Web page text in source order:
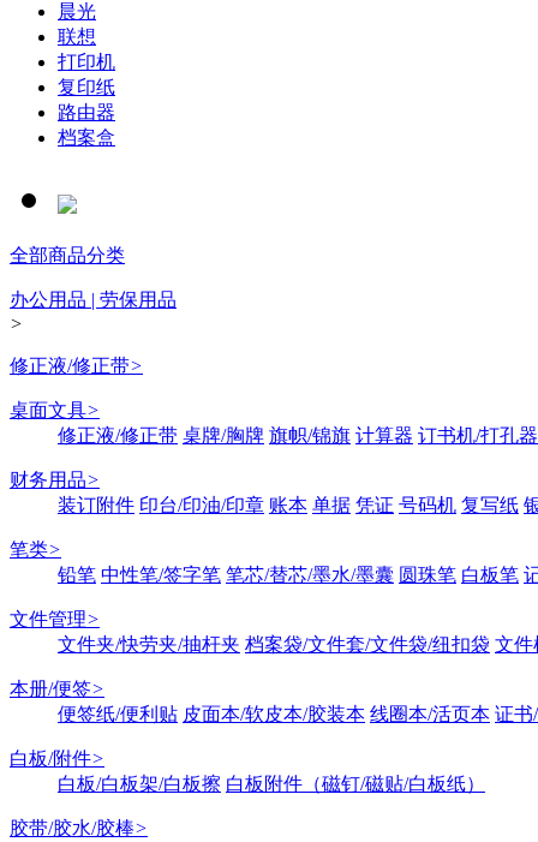
晨光
联想
打印机
复印纸
路由器
档案盒
全部商品分类
办公用品 | 劳保用品
>
修正液/修正带>
桌面文具>
修正液/修正带 桌牌/胸牌 旗帜/锦旗 计算器 订书机/打孔器
财务用品>
装订附件 印台/印油/印章 账本 单据 凭证 号码机 复写纸
笔类>
铅笔 中性笔/签字笔 笔芯/替芯/墨水/墨囊 圆珠笔 白板笔
文件管理>
文件夹/快劳夹/抽杆夹 档案袋/文件套/文件袋/纽扣袋 文件
本册/便签>
便签纸/便利贴 皮面本/软皮本/胶装本 线圈本/活页本 证书
白板/附件>
白板/白板架/白板擦 白板附件（磁钉/磁贴/白板纸）
胶带/胶水/胶棒>